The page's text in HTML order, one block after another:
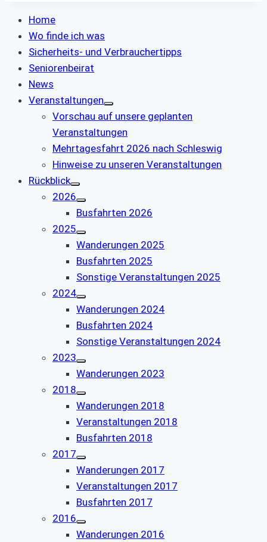
Home
Wo finde ich was
Sicherheits- und Verbrauchertipps
Seniorenbeirat
News
Veranstaltungen
Vorschau auf unsere geplanten
Veranstaltungen
Mehrtagesfahrt 2026 nach Schleswig
Hinweise zu unseren Veranstaltungen
Rückblick
2026
Busfahrten 2026
2025
Wanderungen 2025
Busfahrten 2025
Sonstige Veranstaltungen 2025
2024
Wanderungen 2024
Busfahrten 2024
Sonstige Veranstaltungen 2024
2023
Wanderungen 2023
2018
Wanderungen 2018
Veranstaltungen 2018
Busfahrten 2018
2017
Wanderungen 2017
Veranstaltungen 2017
Busfahrten 2017
2016
Wanderungen 2016